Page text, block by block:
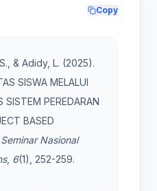
Copy
& Adidy, L. (2025).
SISWA MELALUI
SISTEM PEREDARAN
BASED
Nasional
, 6(1), 252-259.